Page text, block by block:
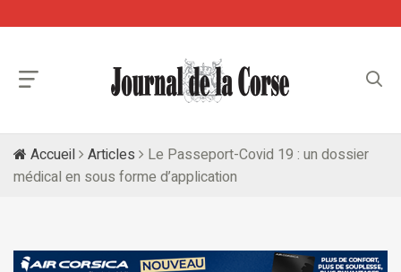
Accueil Articles
Le Passeport-Covid 19 : un dossier
médical en sous forme d’application